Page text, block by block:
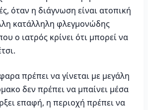
όταν η διάγνωση είναι ατοπική
κατάλληλη φλεγμονώδης
ο ιατρός κρίνει ότι μπορεί να
πρέπει να γίνεται με μεγάλη
δεν πρέπει να μπαίνει μέσα
επαφή, η περιοχή πρέπει να